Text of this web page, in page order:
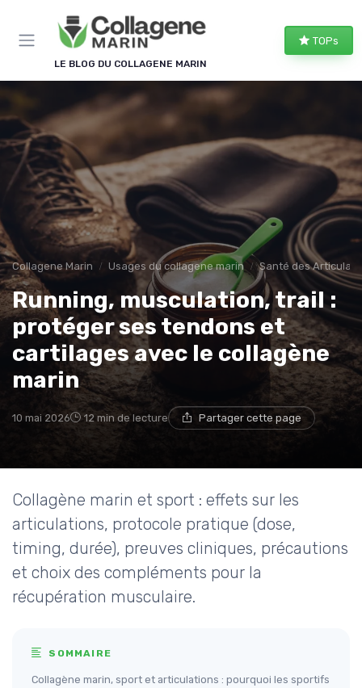
LE BLOG DU COLLAGENE MARIN
TOPs
Collagene Marin Usages du collagene marin Santé des
Running, musculation, trail :
protéger ses tendons et
cartilages avec le collagène
marin
10 mai 2026 12 min de lecture Partager cette page
Collagène marin et sport : effets sur les
articulations, protocole pratique (dose,
timing, durée), preuves cliniques, précautions
et choix des compléments pour la
récupération musculaire.
SOMMAIRE
Collagène marin, sport et articulations : pourquoi les sportifs